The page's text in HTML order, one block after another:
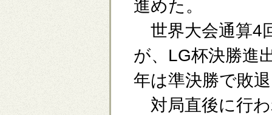
進めた。
世界大会通算4
が、LG杯決勝進
年は準決勝で敗
対局直後に行